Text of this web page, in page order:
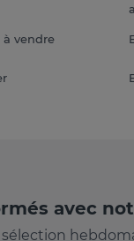
vendre
avec